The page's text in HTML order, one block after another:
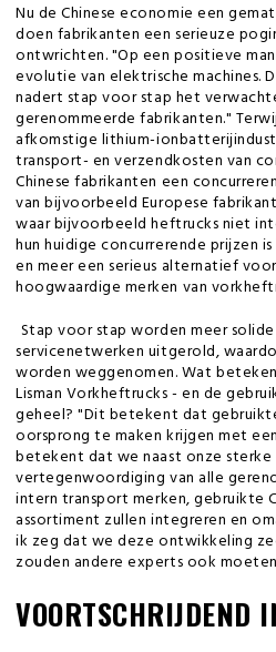
Nu de Chinese economie een
doen fabrikanten een serieuze
ontwrichten. "Op een positieve
evolutie van elektrische machines.
nadert stap voor stap het
gerenommeerde fabrikanten."
afkomstige lithium-
transport- en verzendkosten van
Chinese fabrikanten een
van bijvoorbeeld Europese
waar bijvoorbeeld heftrucks niet
hun huidige concurrerende prijzen
en meer een serieus alternatief
hoogwaardige merken van
Stap voor stap worden meer
servicenetwerken uitgerold,
worden weggenomen. Wat
Lisman Vorkheftrucks - en de
geheel? "Dit betekent dat
oorsprong te maken krijgen met
betekent dat we naast onze
vertegenwoordiging van alle
intern transport merken, gebruikte
assortiment zullen integreren en
ik zeg dat we deze ontwikkeling
zouden andere experts ook
VOORTSCHRIJDEND